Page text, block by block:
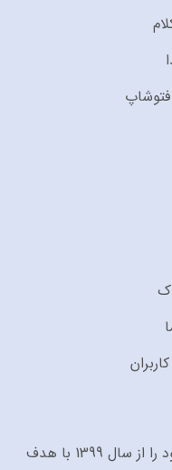
سایت پرو جی اف ایکس فعالیت خود را از سال 1399 با هدف